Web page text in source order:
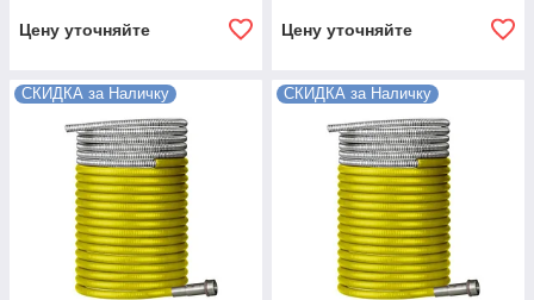
Цену уточняйте Цену уточняйте
СКИДКА за Наличку СКИДКА за Наличку